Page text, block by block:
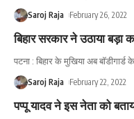
Saroj Raja February 26, 2022
बिहार सरकार ने उठाया
पटना : बिहार के मुखिया अब
Saroj Raja February 22, 2022
पप्पू यादव ने इस नेता को